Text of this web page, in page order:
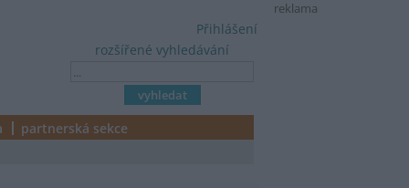
reklama
rozšířené vyhledávání
Přihlášení
partnerská sekce